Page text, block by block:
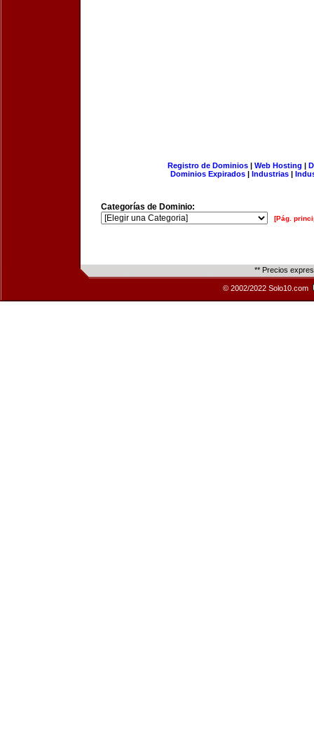
Registro de Dominios| Web Hosting |
Dominios Expirados | Industrias |
Categorías de Dominio:
[Pág.
** Precios
© 2002/2022 Solo10.com